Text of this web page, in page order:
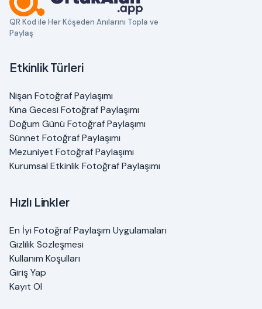
QR Kod ile Her Köşeden Anılarını Topla ve
Paylaş
Etkinlik Türleri
Nişan Fotoğraf Paylaşımı
Kına Gecesi Fotoğraf Paylaşımı
Doğum Günü Fotoğraf Paylaşımı
Sünnet Fotoğraf Paylaşımı
Mezuniyet Fotoğraf Paylaşımı
Kurumsal Etkinlik Fotoğraf Paylaşımı
Hızlı Linkler
En İyi Fotoğraf Paylaşım Uygulamaları
Gizlilik Sözleşmesi
Kullanım Koşulları
Giriş Yap
Kayıt Ol